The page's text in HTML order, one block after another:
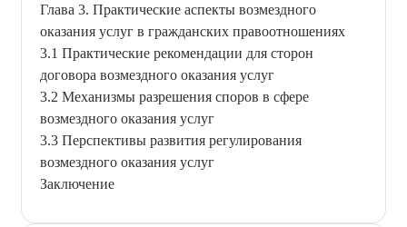
Глава 3. Практические аспекты возмездного
оказания услуг в гражданских правоотношениях
3.1 Практические рекомендации для сторон
договора возмездного оказания услуг
3.2 Механизмы разрешения споров в сфере
возмездного оказания услуг
3.3 Перспективы развития регулирования
возмездного оказания услуг
Заключение